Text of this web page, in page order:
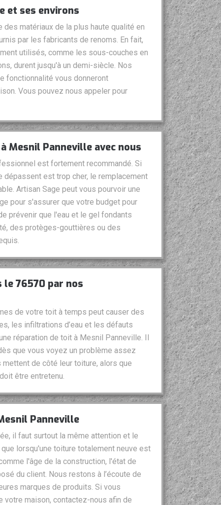
et ses environs
matériaux de la plus haute qualité en
par les fabricants de renoms. En fait,
utilisés, comme les sous-couches en
durent jusqu'à un demi-siècle. Nos
fonctionnalité vous donneront
Vous pouvez nous appeler pour
Mesnil Panneville avec nous
est fortement recommandé. Si
est trop cher, le remplacement
Artisan Sage peut vous pourvoir une
pour s'assurer que votre budget pour
prévenir que l'eau et le gel fondants
des protèges-gouttières ou des
76570 par nos
de votre toit à temps peut causer des
les infiltrations d’eau et les défauts
réparation de toit à Mesnil Panneville. Il
que vous voyez un problème assez
de côté leur toiture, alors que
être entretenu.
Panneville
il faut surtout la même attention et le
lorsqu'une toiture totalement neuve est
l'âge de la construction, l'état de
du client. Nous restons à l’écoute de
marques de produits. Si vous
maison, contactez-nous afin de